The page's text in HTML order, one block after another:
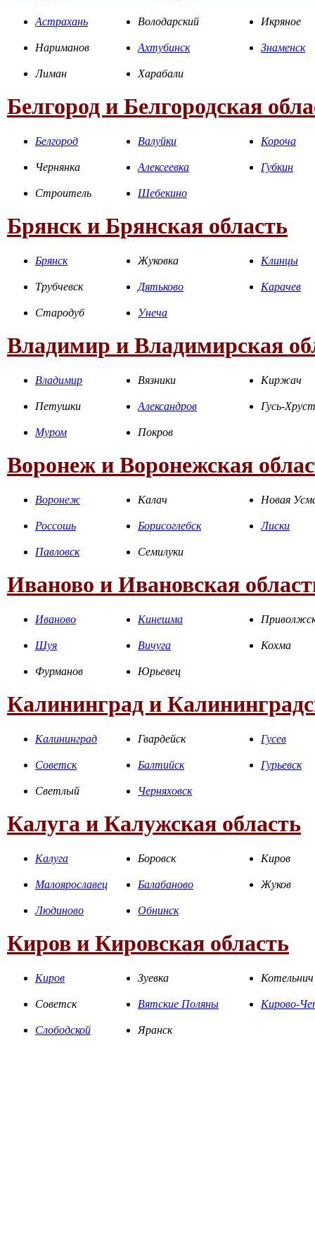
Астрахань Володарский Икряное
Нариманов Ахтубинск Знаменск
Лиман Харабали
Белгород и Белгородская
Белгород Валуйки Короча
Чернянка Алексеевка Губкин
Строитель Шебекино
Брянск и Брянская область
Брянск Жуковка Клинцы
Трубчевск Дятьково Карачев
Стародуб Унеча
Владимир и Владимирская
Владимир Вязники Киржач
Петушки Александров Гусь-
Муром Покров
Воронеж и Воронежская
Воронеж Калач Новая
Россошь Борисоглебск Лиски
Павловск Семилуки
Иваново и Ивановская
Иваново Кинешма
Шуя Вичуга Кохма
Фурманов Юрьевец
Калининград и
Калининград Гвардейск Гусев
Советск Балтийск Гурьевск
Светлый Черняховск
Калуга и Калужская область
Калуга Боровск Киров
Малоярославец Балабаново Жуков
Людиново Обнинск
Киров и Кировская область
Киров Зуевка Котельнич
Советск Вятские Поляны Кирово-
Слободской Яранск